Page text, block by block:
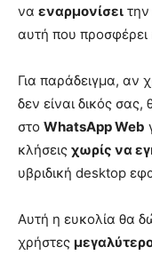
να εναρμονίσει
αυτή που προσφέρει
Για παράδειγμα, αν
δεν είναι δικός σας,
στο WhatsApp Web
κλήσεις χωρίς να
υβριδική desktop
Αυτή η ευκολία θα
χρήστες